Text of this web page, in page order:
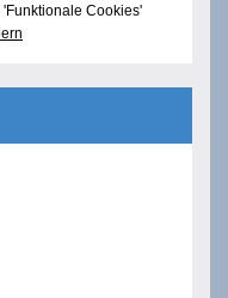
Cookies'